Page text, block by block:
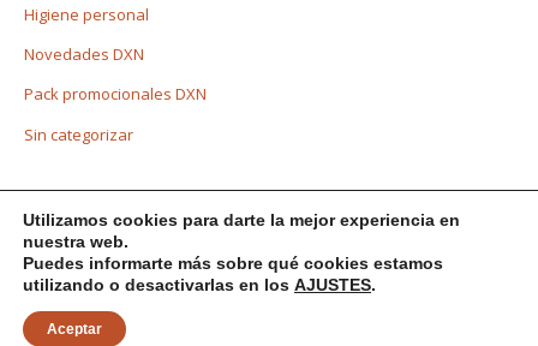
Higiene personal
Novedades DXN
Pack promocionales DXN
Sin categorizar
Copyright © 2026 | DXN
© 2021 - Ecommerce desarrollado por Elba
Utilizamos cookies para darte la mejor experiencia en
nuestra web.
Puedes informarte más sobre qué cookies estamos
utilizando o desactivarlas en los AJUSTES.
Aceptar